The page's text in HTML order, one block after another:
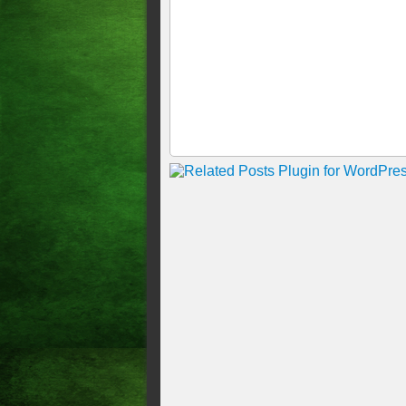
COMBUSTÍVEIS A